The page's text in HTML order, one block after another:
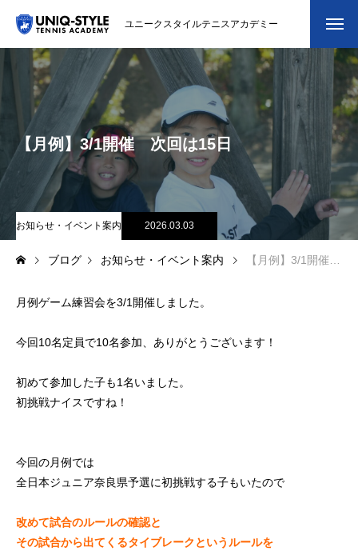
ユニークスタイルテニスアカデミー
初めての方
システム・クラス・料金
スクール紹介・コーチ紹介
大会・イベント
ブログ
アクセス
お問い合わせ
会員専用ページ
【月例】3/1開催 次回は15日
お知らせ・イベント案内 2026.03.03
ブログ お知らせ・イベント案内 【月例】3/1開催 次回は15日
月例ゲーム練習会を3/1開催しました。
今回10名定員で10名参加、ありがとうございます！
初めて参加した子も1名いました。
初挑戦ナイスですね！
今回の月例では
全日本ジュニア奈良県予選に初挑戦する子もいたので
改めて試合のルールの確認と
その試合から出てくるタイブレークというルールを